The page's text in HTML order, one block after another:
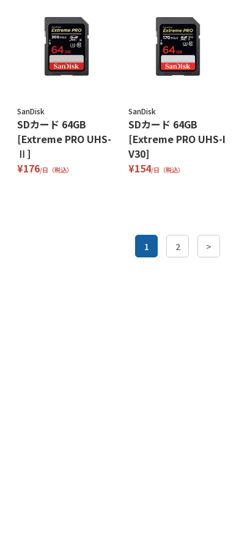
SanDisk
SDカード 64GB
[Extreme PRO UHS-
Ⅱ]
¥176/日（税込）
SanDisk
SDカード 64GB
[Extreme PRO UHS-I
V30]
¥154/日（税込）
1 2 >